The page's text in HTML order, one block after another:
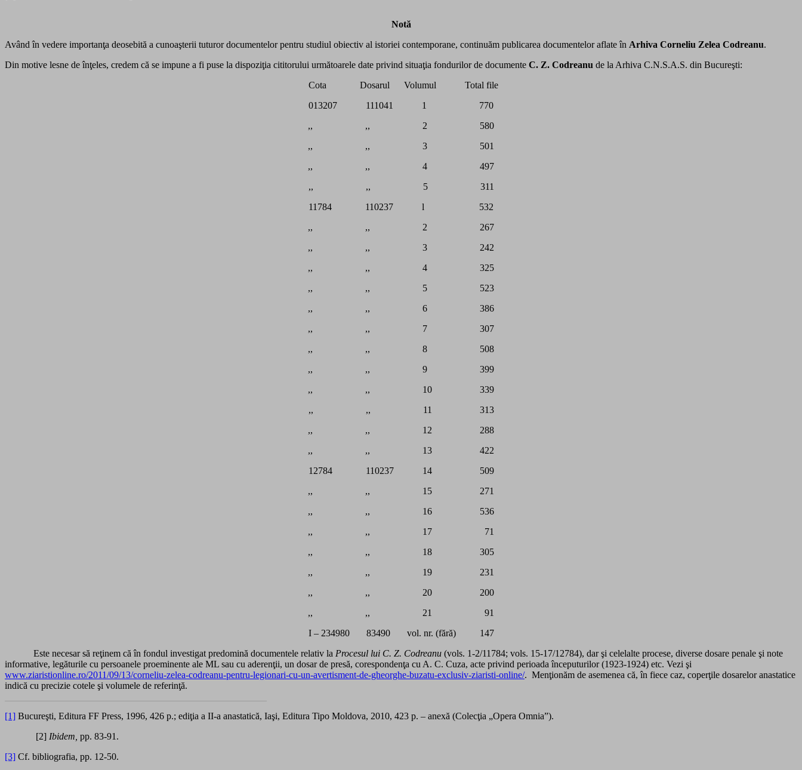
Notă
Având în vedere importanţa deosebită a cunoaşterii tuturor documentelor pentru studiul obiectiv al istoriei contemporane, continuăm publicarea documentelor aflate în Arhiva Corneliu Zelea Codreanu.
Din motive lesne de înţeles, credem că se impune a fi puse la dispoziţia cititorului următoarele date privind situaţia fondurilor de documente C. Z. Codreanu de la Arhiva C.N.S.A.S. din Bucureşti:
Cota Dosarul Volumul Total file
013207 111041 1 770
,, ,, 2 580
,, ,, 3 501
,, ,, 4 497
,, ,, 5 311
11784 110237 l 532
,, ,, 2 267
,, ,, 3 242
,, ,, 4 325
,, ,, 5 523
,, ,, 6 386
,, ,, 7 307
,, ,, 8 508
,, ,, 9 399
,, ,, 10 339
,, ,, 11 313
,, ,, 12 288
,, ,, 13 422
12784 110237 14 509
,, ,, 15 271
,, ,, 16 536
,, ,, 17 71
,, ,, 18 305
,, ,, 19 231
,, ,, 20 200
,, ,, 21 91
I – 234980 83490 vol. nr. (fără) 147
Este necesar să reţinem că în fondul investigat predomină documentele relativ la Procesul lui C. Z. Codreanu (vols. 1-2/11784; vols. 15-17/12784), dar şi celelalte procese, diverse dosare penale şi note
informative, legăturile cu persoanele proeminente ale ML sau cu aderenţii, un dosar de presă, corespondenţa cu A. C. Cuza, acte privind perioada începuturilor (1923-1924) etc. Vezi şi
www.ziaristionline.ro/2011/09/13/corneliu-zelea-codreanu-pentru-legionari-cu-un-avertisment-de-gheorghe-buzatu-exclusiv-ziaristi-online/. Menţionăm de asemenea că, în fiece caz, coperţile dosarelor anastatice
indică cu precizie cotele şi volumele de referinţă.
[1] Bucureşti, Editura FF Press, 1996, 426 p.; ediţia a II-a anastatică, Iaşi, Editura Tipo Moldova, 2010, 423 p. – anexă (Colecţia „Opera Omnia”).
[2] Ibidem, pp. 83-91.
[3] Cf. bibliografia, pp. 12-50.